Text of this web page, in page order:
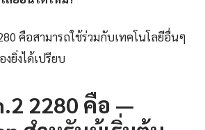
คือสามารถใช้ร่วมกับเทคโนโลยีอื่นๆ
งยิ่งได้เปรียบ
2280 คือ —